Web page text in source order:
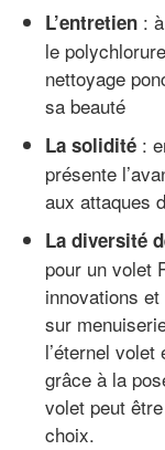
L’entretien :
le
nettoyage
sa beauté
La solidité :
présente
aux attaques
La diversité
pour un volet
innovations
sur
l’éternel volet
grâce à la
volet peut
choix.